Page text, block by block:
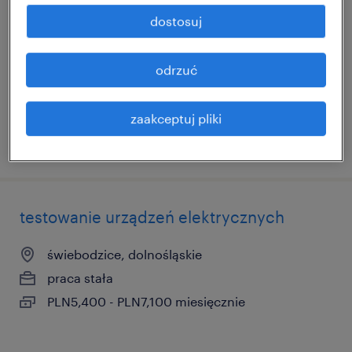
świebodzice, dolnośląskie
testowanie urządzeń elektrycznych
świebodzice, dolnośląskie
praca stała
PLN5,400 - PLN7,100 miesięcznie
zaakceptuj pliki
odrzuć
dostosuj